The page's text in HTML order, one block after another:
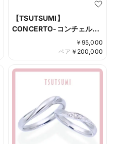
【TSUTSUMI】
CONCERTO-コンチェル
￥ 95,000
￥ 200,000
ペア